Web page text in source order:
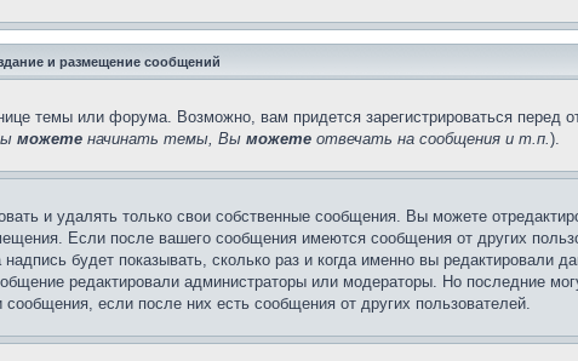
и размещение сообщений
темы или форума. Возможно, вам придется зарегистрироваться перед
можете начинать темы, Вы можете отвечать на сообщения и т.п.).
и удалять только свои собственные сообщения. Вы можете
Если после вашего сообщения имеются сообщения от других
будет показывать, сколько раз и когда именно вы редактировали
редактировали администраторы или модераторы. Но последние
если после них есть сообщения от других пользователей.